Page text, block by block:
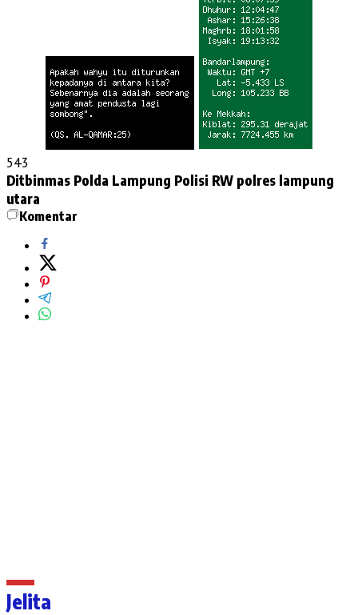
543
Ditbinmas Polda Lampung Polisi RW polres lampung
utara
Komentar
Jelita